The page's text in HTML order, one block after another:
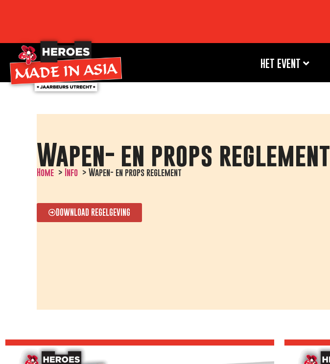
HET EVENT
Wapen- en props reglement
Home Info Wapen- en props reglement
DOWNLOAD REGELGEVING